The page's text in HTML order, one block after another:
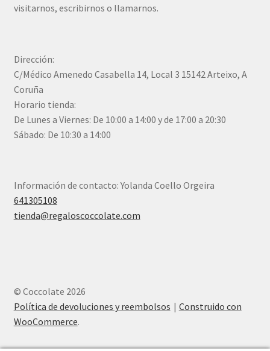
visitarnos, escribirnos o llamarnos.
Dirección:
C/Médico Amenedo Casabella 14, Local 3 15142 Arteixo, A
Coruña
Horario tienda:
De Lunes a Viernes: De 10:00 a 14:00 y de 17:00 a 20:30
Sábado: De 10:30 a 14:00
Información de contacto: Yolanda Coello Orgeira
641305108
tienda@regaloscoccolate.com
© Coccolate 2026
Política de devoluciones y reembolsos
Construido con
WooCommerce.